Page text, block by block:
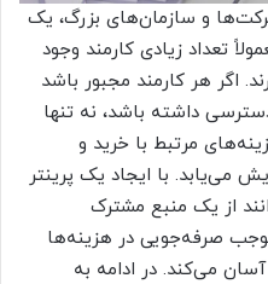
و سازمان‌های بزرگ، یک
تعداد زیادی کارمند وجود
اگر هر کارمند مجبور باشد
داشته باشد، نه تنها
مرتبط با خرید و
می‌یابد. با ایجاد یک پرینتر
از یک منبع مشترک
صرفه‌جویی در هزینه‌ها
می‌کند. در ادامه به